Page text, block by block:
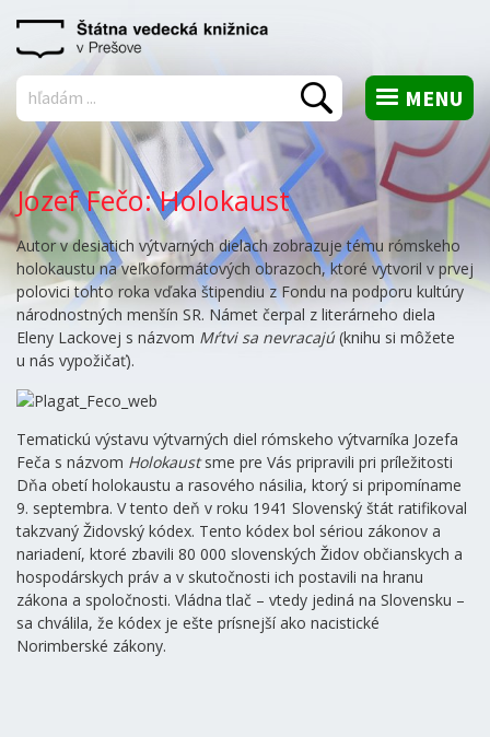
MENU
Vyhľadať
Jozef Fečo: Holokaust
Autor v desiatich výtvarných dielach zobrazuje tému rómskeho
holokaustu na veľkoformátových obrazoch, ktoré vytvoril v prvej
polovici tohto roka vďaka štipendiu z Fondu na podporu kultúry
národnostných menšín SR. Námet čerpal z literárneho diela
Eleny Lackovej s názvom Mŕtvi sa nevracajú(knihu si môžete
u nás vypožičať).
Tematickú výstavu výtvarných diel rómskeho výtvarníka Jozefa
Feča s názvom Holokaustsme pre Vás pripravili pri príležitosti
Dňa obetí holokaustu a rasového násilia, ktorý si pripomíname
9. septembra. V tento deň v roku 1941 Slovenský štát ratifikoval
takzvaný Židovský kódex. Tento kódex bol sériou zákonov a
nariadení, ktoré zbavili 80 000 slovenských Židov občianskych a
hospodárskych práv a v skutočnosti ich postavili na hranu
zákona a spoločnosti. Vládna tlač – vtedy jediná na Slovensku –
sa chválila, že kódex je ešte prísnejší ako nacistické
Norimberské zákony.